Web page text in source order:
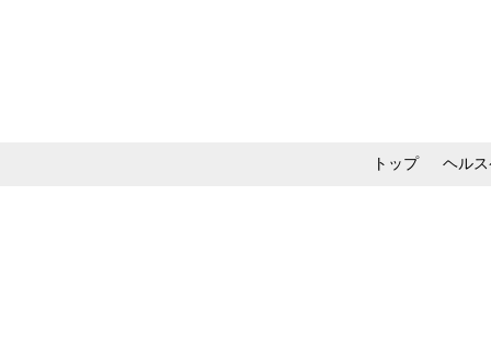
トップ ヘル